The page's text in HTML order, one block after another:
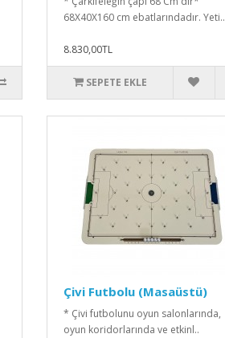
68X40X160 cm ebatlarındadır. Yeti..
8.830,00TL
SEPETE EKLE
Çivi Futbolu (Masaüstü)
* Çivi futbolunu oyun salonlarında,
oyun koridorlarında ve etkinl..